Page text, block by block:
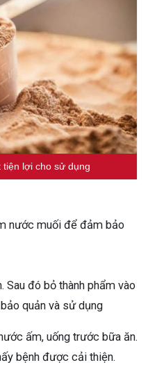
lợi cho sử dụng
nước muối để đảm bảo
Sau đó bỏ thành phẩm vào
quản và sử dụng
ấm, uống trước bữa ăn.
bệnh được cải thiện.